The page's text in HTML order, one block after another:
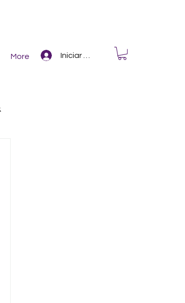
More Iniciar Sesión